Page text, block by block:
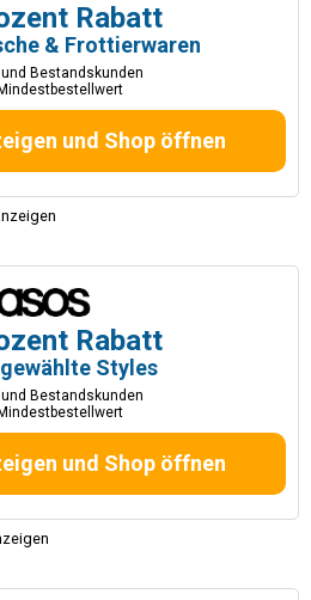
Rabatt
& Frottierwaren
und Bestandskunden
und Shop öffnen
Rabatt
Styles
und Bestandskunden
und Shop öffnen